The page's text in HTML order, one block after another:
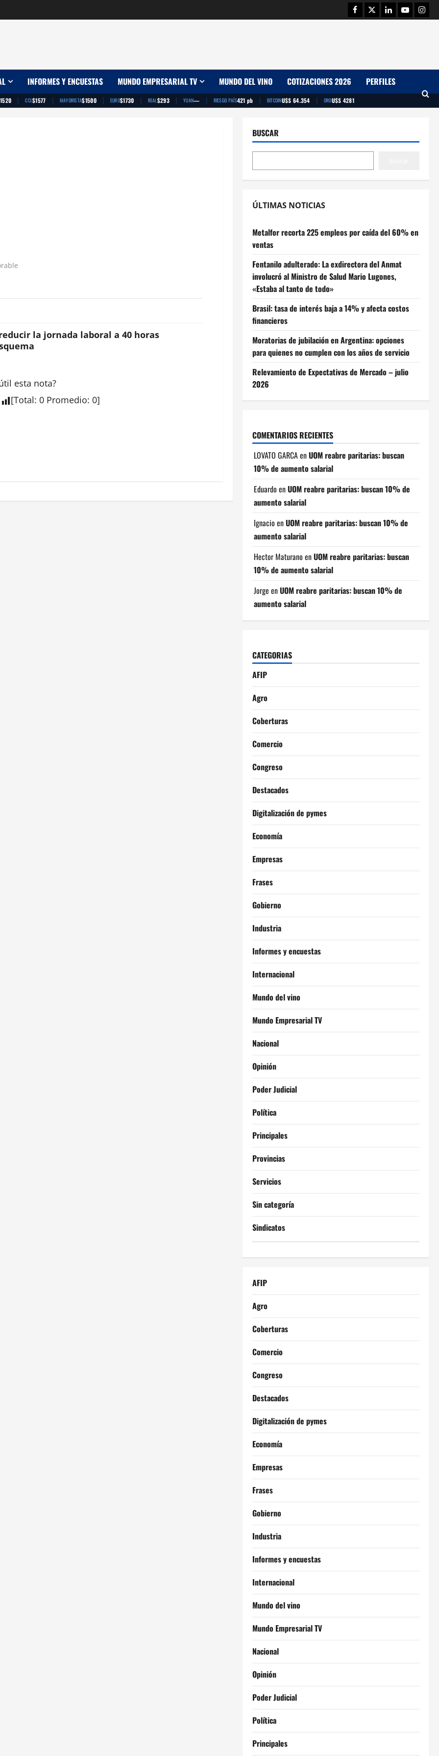
Facebook
TwitterLinkedinYoutube
INFORMES Y ENCUESTAS MUNDO EMPRESARIAL TV MUNDO DEL VINO COTIZACIONES 2026 PERFILES
| CCL$1577 | MAYORISTA$1500 | EURO$1730 | REAL$293 | YUAN— | RIESGO PAÍS421 pb | BITCOINU$S 64.354 | OROU$S 4281
la jornada laboral a 40 horas
esta nota?
[Total: 0 Promedio: 0]
BUSCAR
ÚLTIMAS NOTICIAS
Metalfor recorta 225 empleos por caída del 60% en
ventas
Fentanilo adulterado: La exdirectora del Anmat
involucró al Ministro de Salud Mario Lugones,
«Estaba al tanto de todo»
Brasil: tasa de interés baja a 14% y afecta costos
financieros
Moratorias de jubilación en Argentina: opciones
para quienes no cumplen con los años de servicio
Relevamiento de Expectativas de Mercado – julio
2026
COMENTARIOS RECIENTES
LOVATO GARCAenUOM reabre paritarias: buscan
10% de aumento salarial
Eduardo enUOM reabre paritarias: buscan 10% de
aumento salarial
Ignacio enUOM reabre paritarias: buscan 10% de
aumento salarial
Hector Maturano enUOM reabre paritarias: buscan
10% de aumento salarial
Jorge enUOM reabre paritarias: buscan 10% de
aumento salarial
CATEGORIAS
AFIP
Agro
Coberturas
Comercio
Congreso
Destacados
Digitalización de pymes
Economía
Empresas
Frases
Gobierno
Industria
Informes y encuestas
Internacional
Mundo del vino
Mundo Empresarial TV
Nacional
Opinión
Poder Judicial
Política
Principales
Provincias
Servicios
Sin categoría
Sindicatos
AFIP
Agro
Coberturas
Comercio
Congreso
Destacados
Digitalización de pymes
Economía
Empresas
Frases
Gobierno
Industria
Informes y encuestas
Internacional
Mundo del vino
Mundo Empresarial TV
Nacional
Opinión
Poder Judicial
Política
Principales